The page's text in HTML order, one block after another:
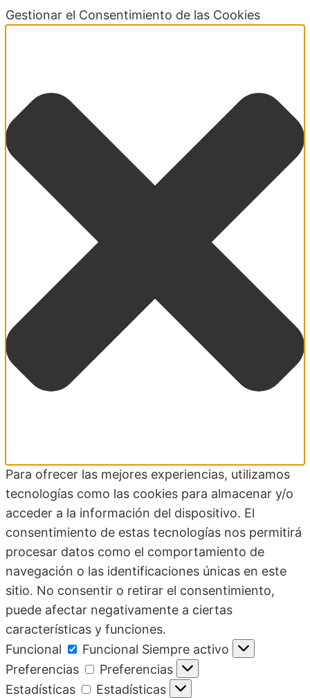
Gestionar el Consentimiento de las Cookies
Para ofrecer las mejores experiencias, utilizamos
tecnologías como las cookies para almacenar y/o
acceder a la información del dispositivo. El
consentimiento de estas tecnologías nos permitirá
procesar datos como el comportamiento de
navegación o las identificaciones únicas en este
sitio. No consentir o retirar el consentimiento,
puede afectar negativamente a ciertas
características y funciones.
Funcional
Funcional Siempre activo
Preferencias
Preferencias
Estadísticas
Estadísticas